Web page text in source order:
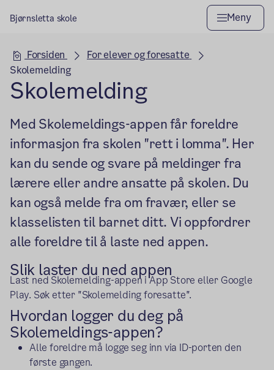
Bjørnsletta skole Meny
Hovedseksjon
Forsiden
For elever og foresatte
Skolemelding
Skolemelding
Med Skolemeldings-appen får foreldre
informasjon fra skolen "rett i lomma". Her
kan du sende og svare på meldinger fra
lærere eller andre ansatte på skolen. Du
kan også melde fra om fravær, eller se
klasselisten til barnet ditt. Vi oppfordrer
alle foreldre til å laste ned appen.
Slik laster du ned appen
Last ned Skolemelding-appen i App Store eller Google
Play. Søk etter "Skolemelding foresatte".
Hvordan logger du deg på
Skolemeldings-appen?
Alle foreldre må logge seg inn via ID-porten den
første gangen.